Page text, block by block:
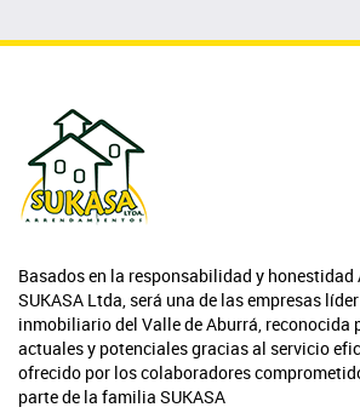
Basados en la responsabilidad y
SUKASA Ltda, será una de las empresas
inmobiliario del Valle de Aburrá, reconocida
actuales y potenciales gracias al servicio
ofrecido por los colaboradores
parte de la familia SUKASA